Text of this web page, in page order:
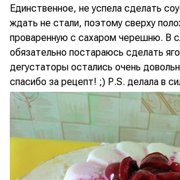
Единственное, не успела сделать
ждать не стали, поэтому сверху
проваренную с сахаром черешню. В
обязательно постараюсь сделать
дегустаторы остались очень
спасибо за рецепт! ;) Р.S. делала в